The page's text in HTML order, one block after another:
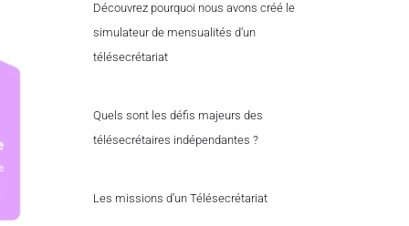
Découvrez pourquoi nous avons créé le
simulateur de mensualités d’un
télésecrétariat
Quels sont les défis majeurs des
télésecrétaires indépendantes ?
Les missions d’un Télésecrétariat